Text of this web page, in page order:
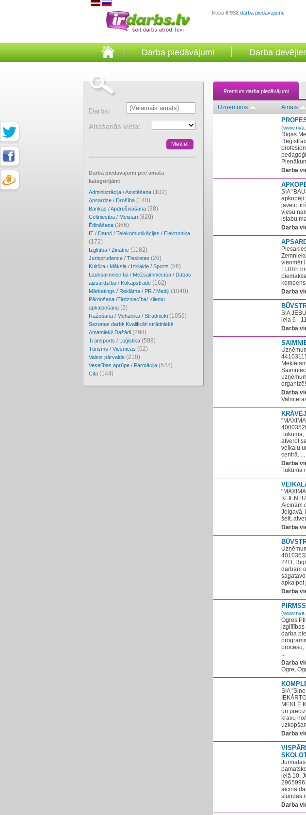
Kopā 6 932 darba piedāvājumi
Darba piedāvājumi Darba
Darbs:
Atrašanās vieta:
Darba piedāvājumi pēc amata
kategorijām:
Administrācija / Asistēšana (102)
Apsardze / Drošība (140)
Bankas / Apdrošināšana (38)
Celtniecība / Meistari (820)
Ēdināšana (366)
IT / Datori / Telekomunikācijas / Elektronika
(172)
Izglītība / Zinātne (1182)
Jurisprudence / Tieslietas (26)
Kultūra / Māksla / Izklaide / Sports (56)
Lauksaimniecība / Mežsaimniecība / Dabas
aizsardzība / Kokapstrāde (162)
Mārketings / Reklāma / PR / Mediji (1040)
Pārdošana /Tirdzniecība/ Klientu
apkalpošana (2)
Ražošana / Mehānika / Strādnieki (1056)
Sezonas darbi/ Kvalificēti strādnieki/
Amatnieki/ Dažādi (298)
Transports / Loģistika (508)
Tūrisms / Viesnīcas (62)
Valsts pārvalde (210)
Veselības aprūpe / Farmācija (548)
Cita (144)
Premium darba piedāvājumi
Uzņēmums Amats
Rīgas
Darba
SIA
apkopēji
jāveic
viesu
istabu
Darba
vienmēr
EUR/h
Darba
SIA
iela 6 -
Darba
Darba
Tukumā,
atverot
veikalu
centrā. ...
Darba
Tukuma
Aicinām
Jelgavā,
šeit,
Darba
24D,
darbam
apkalpot
Darba
Ogres
izglītības
darba
procesu,
...
Darba
Ogre,
SIA
MEKLĒ
un
kravu
Darba
ielā 10,
aicina
stundas
Darba